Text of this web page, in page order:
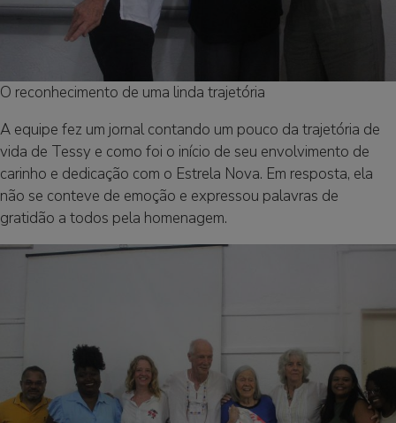
O reconhecimento de uma linda trajetória
A equipe fez um jornal contando um pouco da trajetória de
vida de Tessy e como foi o início de seu envolvimento de
carinho e dedicação com o Estrela Nova. Em resposta, ela
não se conteve de emoção e expressou palavras de
gratidão a todos pela homenagem.